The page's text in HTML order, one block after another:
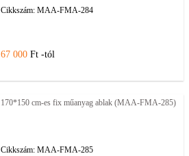
Cikkszám: MAA-FMA-284
67 000 Ft -tól
170*150 cm-es fix műanyag ablak (MAA-FMA-285)
Cikkszám: MAA-FMA-285